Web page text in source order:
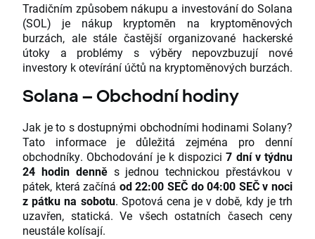
Tradičním způsobem nákupu a investování do Solana
(SOL) je nákup kryptoměn na kryptoměnových
burzách, ale stále častější organizované hackerské
útoky a problémy s výběry nepovzbuzují nové
investory k otevírání účtů na kryptoměnových burzách.
Solana – Obchodní hodiny
Jak je to s dostupnými obchodními hodinami Solany?
Tato informace je důležitá zejména pro denní
obchodníky. Obchodování je k dispozici7 dní v týdnu
24 hodin denně s jednou technickou přestávkou v
pátek, která začíná od 22:00 SEČ do 04:00 SEČ v noci
z pátku na sobotu. Spotová cena je v době, kdy je trh
uzavřen, statická. Ve všech ostatních časech ceny
neustále kolísají.